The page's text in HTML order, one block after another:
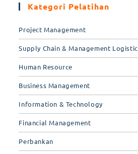
Kategori Pelatihan
Project Management
Supply Chain & Management Logistic
Human Resource
Business Management
Information & Technology
Financial Management
Perbankan